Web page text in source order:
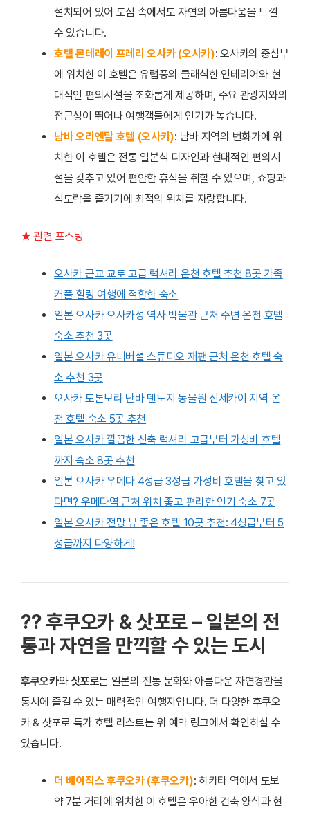
설치되어 있어 도심 속에서도 자연의 아름다움을 느낄
수 있습니다.
호텔 몬테레이 프레리 오사카 (오사카): 오사카의 중심부
에 위치한 이 호텔은 유럽풍의 클래식한 인테리어와 현
대적인 편의시설을 조화롭게 제공하며, 주요 관광지와의
접근성이 뛰어나 여행객들에게 인기가 높습니다.
남바 오리엔탈 호텔 (오사카): 남바 지역의 번화가에 위
치한 이 호텔은 전통 일본식 디자인과 현대적인 편의시
설을 갖추고 있어 편안한 휴식을 취할 수 있으며, 쇼핑과
식도락을 즐기기에 최적의 위치를 자랑합니다.
★ 관련 포스팅
오사카 근교 교토 고급 럭셔리 온천 호텔 추천 8곳 가족
커플 힐링 여행에 적합한 숙소
일본 오사카 오사카성 역사 박물관 근처 주변 온천 호텔
숙소 추천 3곳
일본 오사카 유니버셜 스튜디오 재팬 근처 온천 호텔 숙
소 추천 3곳
오사카 도톤보리 난바 덴노지 동물원 신세카이 지역 온
천 호텔 숙소 5곳 추천
일본 오사카 깔끔한 신축 럭셔리 고급부터 가성비 호텔
까지 숙소 8곳 추천
일본 오사카 우메다 4성급 3성급 가성비 호텔을 찾고 있
다면? 우메다역 근처 위치 좋고 편리한 인기 숙소 7곳
일본 오사카 전망 뷰 좋은 호텔 10곳 추천: 4성급부터 5
성급까지 다양하게!
?? 후쿠오카 & 삿포로 – 일본의 전
통과 자연을 만끽할 수 있는 도시
후쿠오카와삿포로는 일본의 전통 문화와 아름다운 자연경관을
동시에 즐길 수 있는 매력적인 여행지입니다. 더 다양한 후쿠오
카 & 삿포로 특가 호텔 리스트는 위 예약 링크에서 확인하실 수
있습니다.
더 베이직스 후쿠오카 (후쿠오카): 하카타 역에서 도보
약 7분 거리에 위치한 이 호텔은 우아한 건축 양식과 현